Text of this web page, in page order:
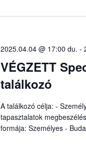
VÉGZETT
találkozó
2025.04.04 @ 17:00 du. -
A találkozó célja: -
tapasztalatok
formája: Személyes -